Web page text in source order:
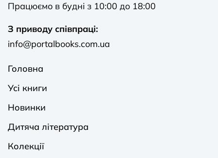
Працюємо в будні з 10:00 до 18:00
З приводу співпраці:
info@portalbooks.com.ua
Головна
Усі книги
Новинки
Дитяча література
Колекції